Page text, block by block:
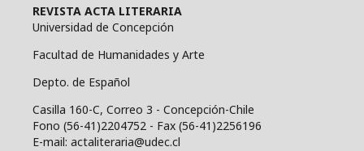
REVISTA ACTA LITERARIA
Universidad de Concepción
Facultad de Humanidades y Arte
Depto. de Español
Casilla 160-C, Correo 3 - Concepción-Chile
Fono (56-41)2204752 - Fax (56-41)2256196
E-mail: actaliteraria@udec.cl